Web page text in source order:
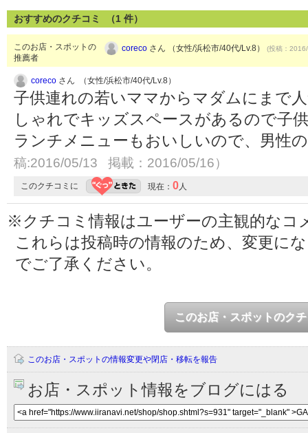
おすすめのクチコミ （1 件）
このお店・スポットの
推薦者
coreco さん （女性/浜松市/40代/Lv.8） (投稿：
coreco さん （女性/浜松市/40代/Lv.8）
子供連れの若いママからマダムにまで
しゃれでキッズスペースがあるので子
ランチメニューもおいしいので、男性
稿:2016/05/13 掲載：2016/05/16）
このクチコミに 現在： 0人
※クチコミ情報はユーザーの主観的なコ
これらは投稿時の情報のため、変更に
でご了承ください。
このお店・スポットのク
このお店・スポットの情報変更や閉店・移転を報告
お店・スポット情報をブログにはる